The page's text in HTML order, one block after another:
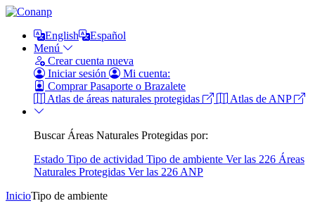
English
Español
Menú
Crear cuenta nueva
Iniciar sesión
Mi cuenta:
Comprar Pasaporte o Brazalete
Atlas de áreas naturales protegidas
Atlas de ANP
Buscar Áreas Naturales Protegidas por:
Estado Tipo de actividad Tipo de ambiente Ver las 226 Áreas
Naturales Protegidas Ver las 226 ANP
InicioTipo de ambiente